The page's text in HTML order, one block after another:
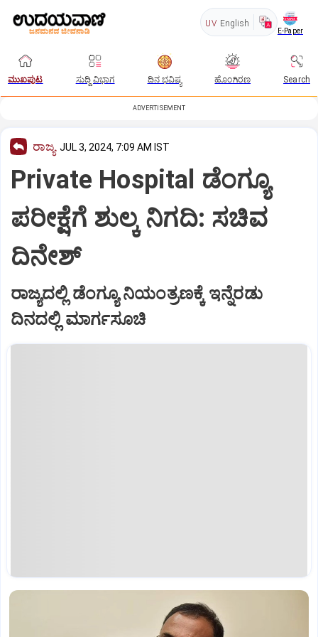
UV English
E-Paper
ಮುಖಪುಟ ಸುದ್ದಿ ವಿಭಾಗ ದಿನ ಭವಿಷ್ಯ ಹೊಂಗಿರಣ Search
ADVERTISEMENT
ರಾಜ್ಯ JUL 3, 2024, 7:09 AM IST
Private Hospital ಡೆಂಗ್ಯೂ
ಪರೀಕ್ಷೆಗೆ ಶುಲ್ಕ ನಿಗದಿ: ಸಚಿವ
ದಿನೇಶ್‌
ರಾಜ್ಯದಲ್ಲಿ ಡೆಂಗ್ಯೂ ನಿಯಂತ್ರಣಕ್ಕೆ ಇನ್ನೆರಡು
ದಿನದಲ್ಲಿ ಮಾರ್ಗಸೂಚಿ